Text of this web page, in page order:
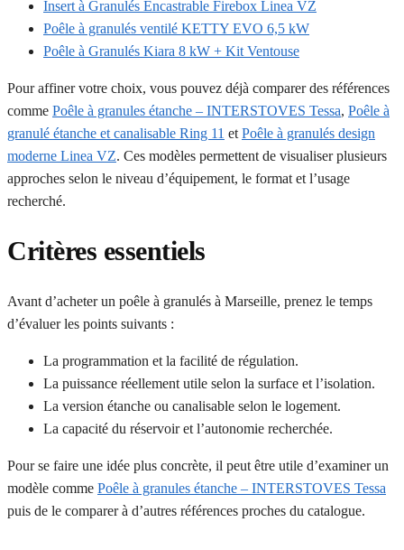
Insert à Granulés Encastrable Firebox Linea VZ
Poêle à granulés ventilé KETTY EVO 6,5 kW
Poêle à Granulés Kiara 8 kW + Kit Ventouse
Pour affiner votre choix, vous pouvez déjà comparer des références
comme Poêle à granules étanche – INTERSTOVES Tessa, Poêle à
granulé étanche et canalisable Ring 11 et Poêle à granulés design
moderne Linea VZ. Ces modèles permettent de visualiser plusieurs
approches selon le niveau d’équipement, le format et l’usage
recherché.
Critères essentiels
Avant d’acheter un poêle à granulés à Marseille, prenez le temps
d’évaluer les points suivants :
La programmation et la facilité de régulation.
La puissance réellement utile selon la surface et l’isolation.
La version étanche ou canalisable selon le logement.
La capacité du réservoir et l’autonomie recherchée.
Pour se faire une idée plus concrète, il peut être utile d’examiner un
modèle comme Poêle à granules étanche – INTERSTOVES Tessa
puis de le comparer à d’autres références proches du catalogue.